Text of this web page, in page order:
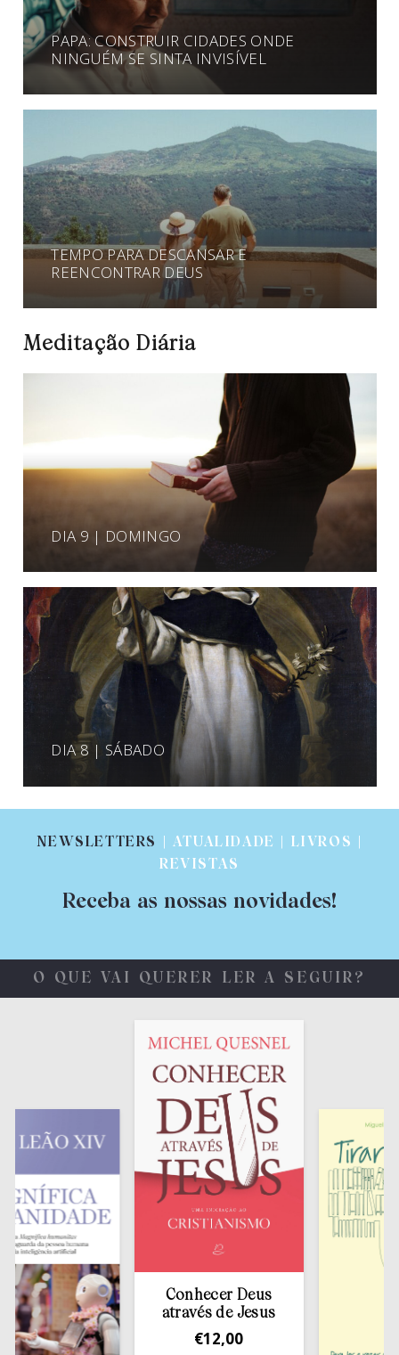
PAPA: CONSTRUIR CIDADES ONDE
NINGUÉM SE SINTA INVISÍVEL
TEMPO PARA DESCANSAR E
REENCONTRAR DEUS
Meditação Diária
DIA 9 | DOMINGO
DIA 8 | SÁBADO
NEWSLETTERS
| ATUALIDADE | LIVROS |
REVISTAS
Receba as nossas novidades!
O QUE VAI QUERER LER A SEGUIR?
Conhecer Deus
através de Jesus
12,00